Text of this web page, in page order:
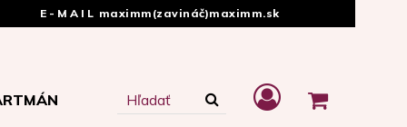
E-MAIL maximm(zavináč)maximm.sk